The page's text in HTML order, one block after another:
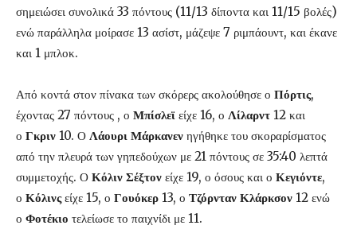
σημειώσει συνολικά 33 πόντους (11/13 δίποντα και 11/15 βολές)
ενώ παράλληλα μοίρασε 13 ασίστ, μάζεψε 7 ριμπάουντ, και έκανε
και 1 μπλοκ.
Από κοντά στον πίνακα των σκόρερς ακολούθησε ο Πόρτις,
έχοντας 27 πόντους , ο Μπίσλεϊ είχε 16, ο Λίλαρντ 12 και
ο Γκριν 10. Ο Λάουρι Μάρκανεν ηγήθηκε του σκοραρίσματος
από την πλευρά των γηπεδούχων με 21 πόντους σε 35:40 λεπτά
συμμετοχής. Ο Κόλιν Σέξτον είχε 19, ο όσους και ο Κεγιόντε,
ο Κόλινςείχε 15, ο Γουόκερ 13, ο Τζόρνταν Κλάρκσον 12 ενώ
ο Φοτέκιο τελείωσε το παιχνίδι με 11.